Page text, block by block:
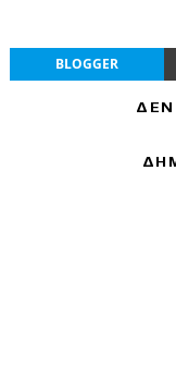
BLOGGER
ΔΕΝ